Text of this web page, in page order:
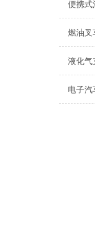
燃油叉
液化气
电子汽